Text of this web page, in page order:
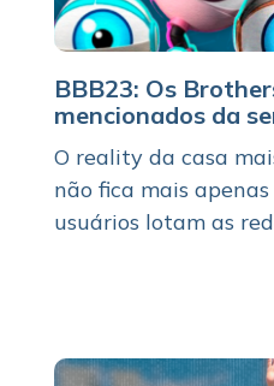
BBB23: Os
mencionados da
O reality da casa
não fica mais
usuários lotam as